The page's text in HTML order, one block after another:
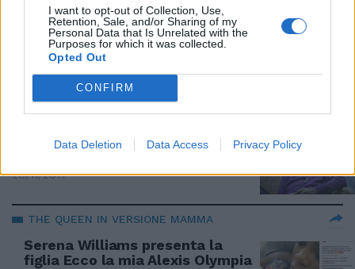
I want to opt-out of Collection, Use,
Retention, Sale, and/or Sharing of my
Personal Data that Is Unrelated with the
Purposes for which it was collected.
Opted Out
CONFIRM
Data Deletion Data Access Privacy Policy
Italiana uccisa in casa a
coltellate Il convivente
confessa il delitto
17/12/2017
GF Vip, il Tonon inedito:
messaggio d’amore alla mamma
26/11/2017
THE QUEEN IN VERSIONE MAMMA
Serena Williams presenta la
figlia Ecco la mia Alexis Olympia